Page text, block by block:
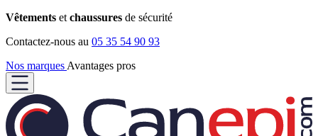
Vêtements et chaussures de sécurité
Contactez-nous au 05 35 54 90 93
Nos marques Avantages pros